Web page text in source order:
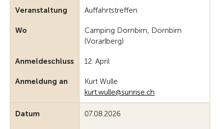
Veranstaltung Auffahrtstreffen
Wo
Camping Dornbirn, Dornbirn
(Vorarlberg)
Anmeldeschluss 12. April
Anmeldung an
Kurt Wulle
kurt.wulle@sunrise.ch
Datum 07.08.2026